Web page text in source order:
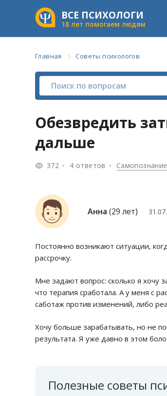
ВСЕ ПСИХОЛОГИ
18 лет помогаем людям
Главная Советы психологов
Обезвредить
дальше
372 4 ответов Самопознание
Анна (29 лет)
Постоянно возникают ситуации,
рассрочку.
Мне задают вопрос: сколько я хочу
что терапия сработала. А у меня с
саботаж против изменений, либо
Хочу больше зарабатывать, но не
результата. Я уже давно в этом
Полезные советы